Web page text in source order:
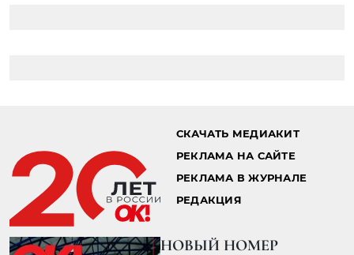
СКАЧАТЬ МЕДИАКИТ
РЕКЛАМА НА САЙТЕ
РЕКЛАМА В ЖУРНАЛЕ
РЕДАКЦИЯ
НОВЫЙ НОМЕР